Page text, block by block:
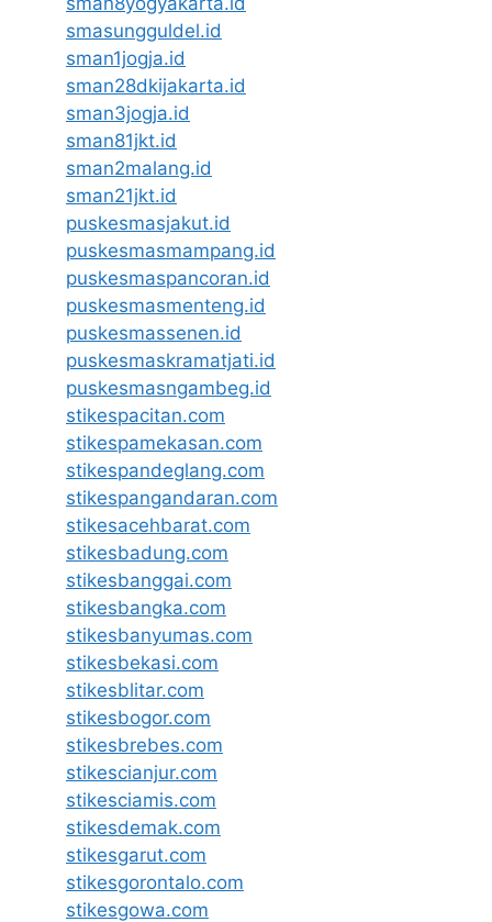
smasungguldel.id
sman1jogja.id
sman28dkijakarta.id
sman3jogja.id
sman81jkt.id
sman2malang.id
sman21jkt.id
puskesmasjakut.id
puskesmasmampang.id
puskesmaspancoran.id
puskesmasmenteng.id
puskesmassenen.id
puskesmaskramatjati.id
puskesmasngambeg.id
stikespacitan.com
stikespamekasan.com
stikespandeglang.com
stikespangandaran.com
stikesacehbarat.com
stikesbadung.com
stikesbanggai.com
stikesbangka.com
stikesbanyumas.com
stikesbekasi.com
stikesblitar.com
stikesbogor.com
stikesbrebes.com
stikescianjur.com
stikesciamis.com
stikesdemak.com
stikesgarut.com
stikesgorontalo.com
stikesgowa.com